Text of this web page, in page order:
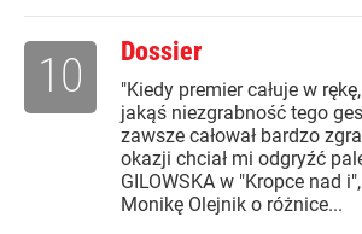
Dossier
"Kiedy premier całuje w
jakąś niezgrabność tego
zawsze całował bardzo
okazji chciał mi odgryźć
GILOWSKA w "Kropce nad
Monikę Olejnik o różnice...
10